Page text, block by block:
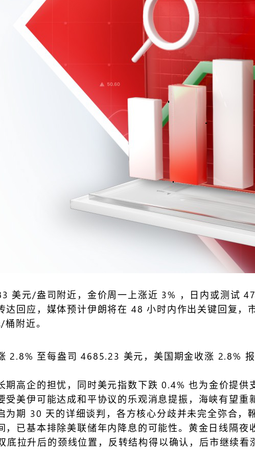
美元/盎司附近，金价周一上涨近 3% ，日内或测试
达回应，媒体预计伊朗将在 48 小时内作出关键回复，
附近。
2.8% 至每盎司 4685.23 美元，美国期金收涨 2.8%
高企的担忧，同时美元指数下跌 0.4% 也为金价提供
美伊可能达成和平协议的乐观消息提振，海峡有望重
为期 30 天的详细谈判，各方核心分歧并未完全弥合，
已基本排除美联储年内降息的可能性。黄金日线隔
拉升后的颈线位置，反转结构得以确认，后市继续